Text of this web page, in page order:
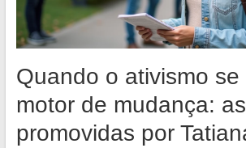
Quando o ativismo se
motor de mudança:
promovidas por